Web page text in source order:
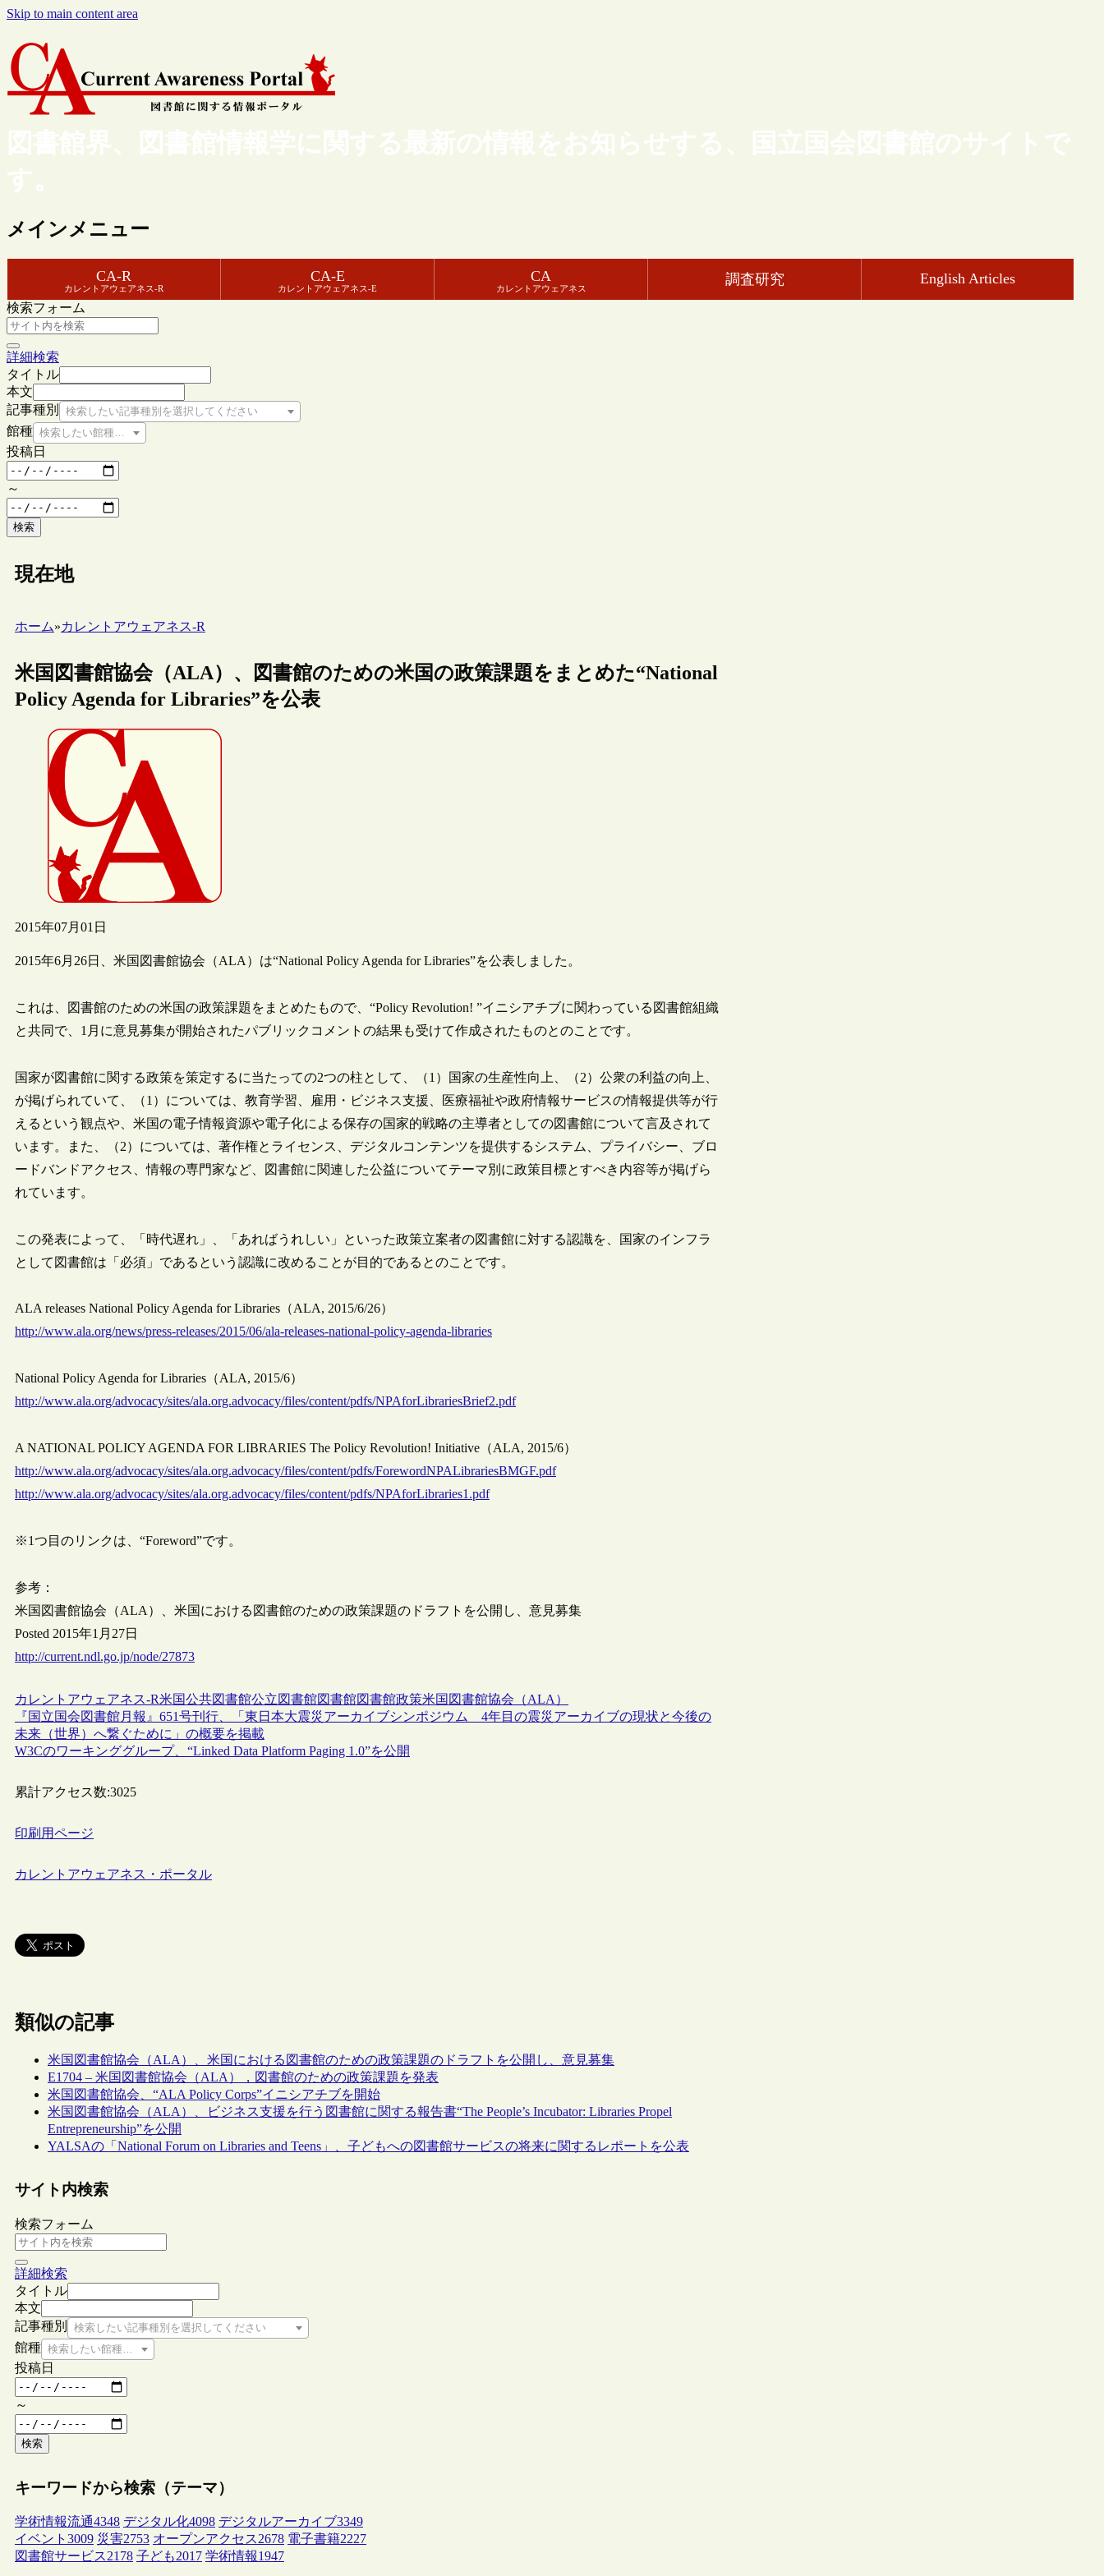
Skip to main content area
図書館界、図書館情報学に関する最新の情報をお知らせする、国立国会図書館のサイトで
す。
メインメニュー
CA-R
カレントアウェアネス-R
CA-E
カレントアウェアネス-E
CA
カレントアウェアネス
調査研究 English Articles
検索フォーム
詳細検索
タイトル
本文
記事種別
検索したい記事種別を選択してください
館種 検索したい館種を選択してください
投稿日
～
検索
現在地
ホーム»カレントアウェアネス-R
米国図書館協会（ALA）、図書館のための米国の政策課題をまとめた“National
Policy Agenda for Libraries”を公表
2015年07月01日
2015年6月26日、米国図書館協会（ALA）は“National Policy Agenda for Libraries”を公表しました。
これは、図書館のための米国の政策課題をまとめたもので、“Policy Revolution! ”イニシアチブに関わっている図書館組織
と共同で、1月に意見募集が開始されたパブリックコメントの結果も受けて作成されたものとのことです。
国家が図書館に関する政策を策定するに当たっての2つの柱として、（1）国家の生産性向上、（2）公衆の利益の向上、
が掲げられていて、（1）については、教育学習、雇用・ビジネス支援、医療福祉や政府情報サービスの情報提供等が行
えるという観点や、米国の電子情報資源や電子化による保存の国家的戦略の主導者としての図書館について言及されて
います。また、（2）については、著作権とライセンス、デジタルコンテンツを提供するシステム、プライバシー、ブロ
ードバンドアクセス、情報の専門家など、図書館に関連した公益についてテーマ別に政策目標とすべき内容等が掲げら
れています。
この発表によって、「時代遅れ」、「あればうれしい」といった政策立案者の図書館に対する認識を、国家のインフラ
として図書館は「必須」であるという認識に改めることが目的であるとのことです。
ALA releases National Policy Agenda for Libraries（ALA, 2015/6/26）
http://www.ala.org/news/press-releases/2015/06/ala-releases-national-policy-agenda-libraries
National Policy Agenda for Libraries（ALA, 2015/6）
http://www.ala.org/advocacy/sites/ala.org.advocacy/files/content/pdfs/NPAforLibrariesBrief2.pdf
A NATIONAL POLICY AGENDA FOR LIBRARIES The Policy Revolution! Initiative（ALA, 2015/6）
http://www.ala.org/advocacy/sites/ala.org.advocacy/files/content/pdfs/ForewordNPALibrariesBMGF.pdf
http://www.ala.org/advocacy/sites/ala.org.advocacy/files/content/pdfs/NPAforLibraries1.pdf
※1つ目のリンクは、“Foreword”です。
参考：
米国図書館協会（ALA）、米国における図書館のための政策課題のドラフトを公開し、意見募集
Posted 2015年1月27日
http://current.ndl.go.jp/node/27873
カレントアウェアネス-R米国公共図書館公立図書館図書館図書館政策米国図書館協会（ALA）
『国立国会図書館月報』651号刊行、「東日本大震災アーカイブシンポジウム 4年目の震災アーカイブの現状と今後の
未来（世界）へ繋ぐために」の概要を掲載
W3Cのワーキンググループ、“Linked Data Platform Paging 1.0”を公開
累計アクセス数:3025
印刷用ページ
カレントアウェアネス・ポータル
類似の記事
米国図書館協会（ALA）、米国における図書館のための政策課題のドラフトを公開し、意見募集
E1704 – 米国図書館協会（ALA），図書館のための政策課題を発表
米国図書館協会、“ALA Policy Corps”イニシアチブを開始
米国図書館協会（ALA）、ビジネス支援を行う図書館に関する報告書“The People’s Incubator: Libraries Propel
Entrepreneurship”を公開
YALSAの「National Forum on Libraries and Teens」、子どもへの図書館サービスの将来に関するレポートを公表
サイト内検索
検索フォーム
詳細検索
タイトル
本文
記事種別
検索したい記事種別を選択してください
館種 検索したい館種を選択してください
投稿日
～
検索
キーワードから検索（テーマ）
学術情報流通4348 デジタル化4098 デジタルアーカイブ3349
イベント 3009 災害2753 オープンアクセス2678 電子書籍2227
図書館サービス2178 子ども2017 学術情報1947